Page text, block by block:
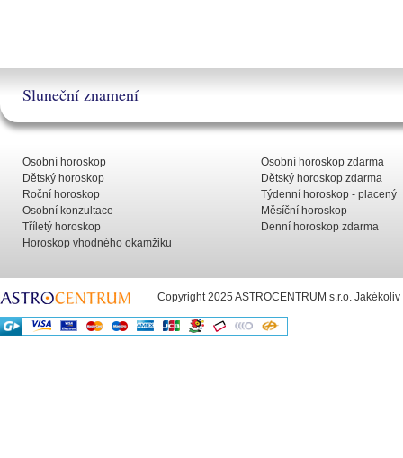
Sluneční znamení
Osobní horoskop
Dětský horoskop
Roční horoskop
Osobní konzultace
Tříletý horoskop
Horoskop vhodného okamžiku
Osobní horoskop zdarma
Dětský horoskop zdarma
Týdenní horoskop - placený
Měsíční horoskop
Denní horoskop zdarma
Copyright 2025 ASTROCENTRUM s.r.o.